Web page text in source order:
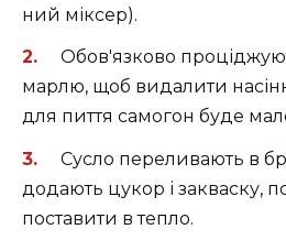
ний міксер).
Обов'язково
марлю, щоб видалити
для пиття самогон буде
Сусло переливають в
додають цукор і закваску,
поставити в тепло.